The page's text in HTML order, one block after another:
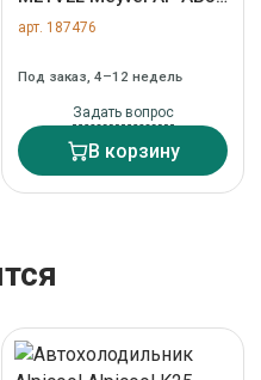
арт. ZN-187476
арт. 187476
Под заказ, 4–12 недель
Задать вопрос
В корзину